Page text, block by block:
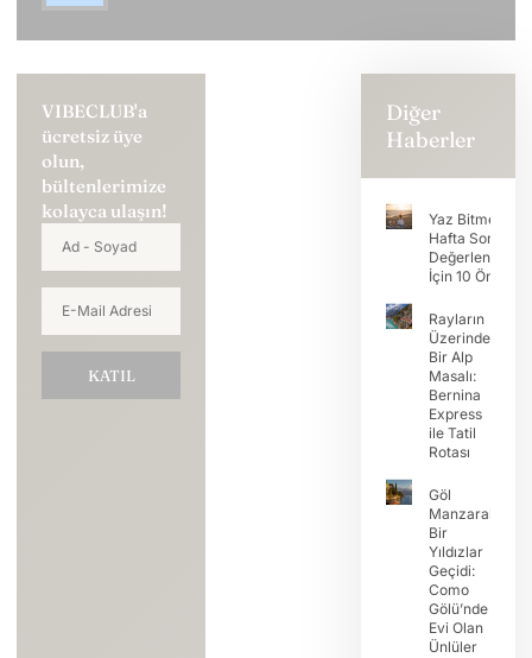
VIBECLUB'a
ücretsiz üye
olun,
bültenlerimize
kolayca ulaşın!
KATIL
Diğer
Haberler
Yaz Bitmeden
Hafta Sonunu
İçin 10 Öneri
Rayların
Üzerinde
Bir Alp
Masalı:
Bernina
Express
ile Tatil
Rotası
Göl
Manzaralı
Bir
Yıldızlar
Geçidi:
Como
Gölü’nde
Evi Olan
Ünlüler